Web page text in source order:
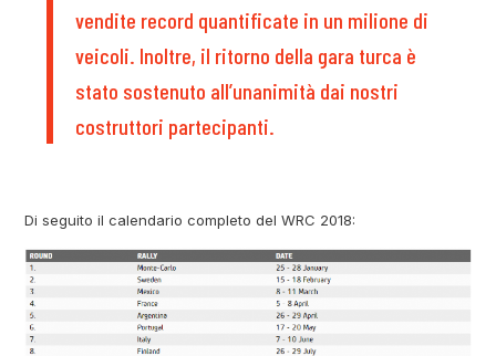
vendite record quantificate in un milione di
veicoli. Inoltre, il ritorno della gara turca è
stato sostenuto all’unanimità dai nostri
costruttori partecipanti.
Di seguito il calendario completo del WRC 2018: